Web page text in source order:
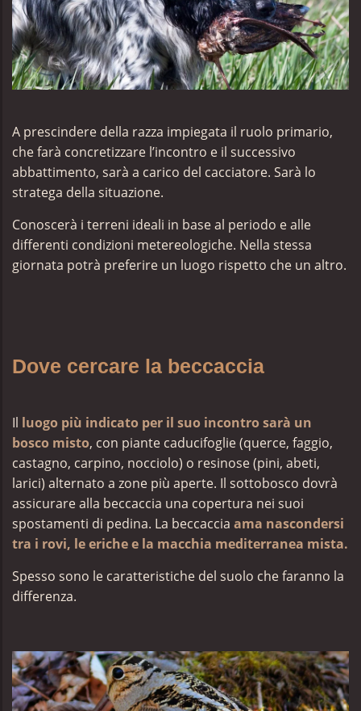
A prescindere della razza impiegata il ruolo primario,
che farà concretizzare l’incontro e il successivo
abbattimento, sarà a carico del cacciatore. Sarà lo
stratega della situazione.
Conoscerà i terreni ideali in base al periodo e alle
differenti condizioni metereologiche. Nella stessa
giornata potrà preferire un luogo rispetto che un altro.
Dove cercare la beccaccia
Il luogo più indicato per il suo incontro sarà un
bosco misto, con piante caducifoglie (querce, faggio,
castagno, carpino, nocciolo) o resinose (pini, abeti,
larici) alternato a zone più aperte. Il sottobosco dovrà
assicurare alla beccaccia una copertura nei suoi
spostamenti di pedina. La beccaccia ama nascondersi
tra i rovi, le eriche e la macchia mediterranea mista.
Spesso sono le caratteristiche del suolo che faranno la
differenza.